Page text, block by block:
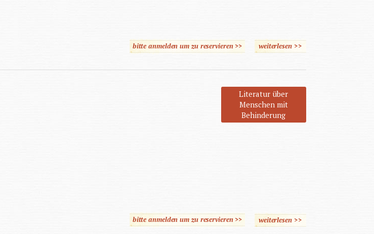
bitte anmelden um zu reservieren >> weiterlesenüber Ins Leben gestemmt
>>
Literatur über
Menschen mit
Behinderung
bitte anmelden um zu reservieren >> weiterlesenüber Verkürzte Landschaft
>>